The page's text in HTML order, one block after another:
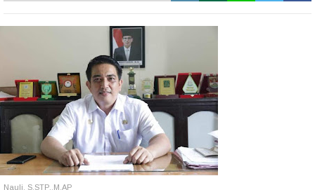
Nauli, S.STP,.M.AP